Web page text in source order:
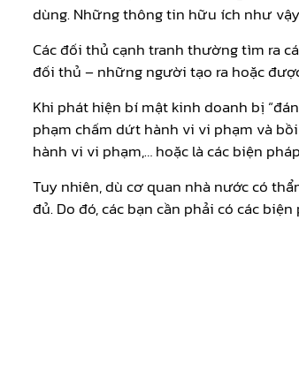
dùng. Những thông tin hữu ích như
Các đối thủ cạnh tranh thường tìm ra
đối thủ – những người tạo ra hoặc
Khi phát hiện bí mật kinh doanh bị
phạm chấm dứt hành vi vi phạm và
hành vi vi phạm,… hoặc là các biện
Tuy nhiên, dù cơ quan nhà nước có
đủ. Do đó, các bạn cần phải có các